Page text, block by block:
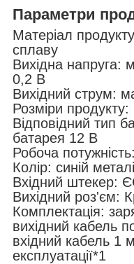
Параметри
Матеріал
сплаву
Вихідна
0,2 В
Вихідний струм:
Розміри
Відповідний тип
батарея 12 В
Робоча
Колір: синій
Вхідний штекер:
Вихідний роз'єм:
Комплектація:
вихідний кабель
вхідний кабель 1
експлуатації*1